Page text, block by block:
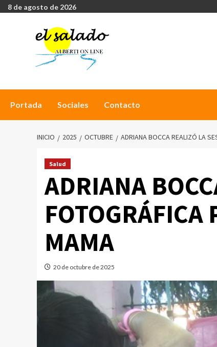
8 de agosto de 2026
Portada Sociales Contacto
INICIO 2025 OCTUBRE ADRIANA BOCCA REALIZÓ LA
Salud
ADRIANA
FOTOGRÁFICA
MAMA
20 de octubre de 2025